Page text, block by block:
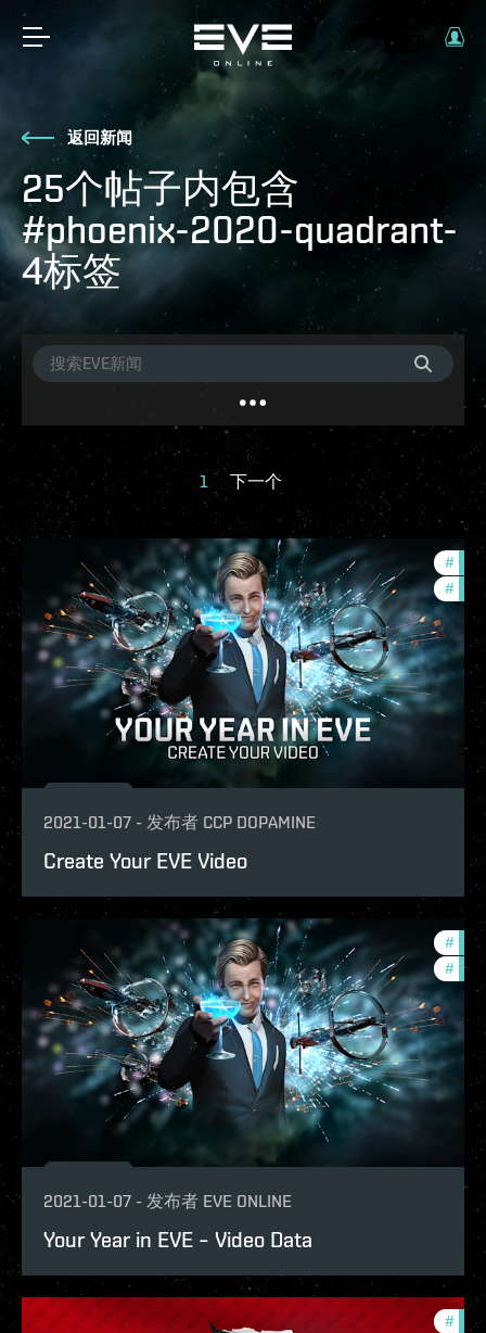
返回新闻
25个帖子内包含
#phoenix-2020-quadrant-
4标签
1 下一个
#
#
2021-01-07 - 发布者 CCP DOPAMINE
Create Your EVE Video
#
#
2021-01-07 - 发布者 EVE ONLINE
Your Year in EVE – Video Data
# in-